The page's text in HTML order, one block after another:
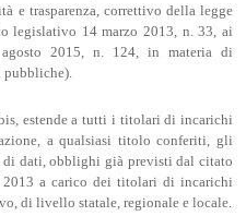
e trasparenza, correttivo della legge
legislativo 14 marzo 2013, n. 33, ai
2015, n. 124, in materia di
pubbliche).
estende a tutti i titolari di incarichi
a qualsiasi titolo conferiti, gli
dati, obblighi già previsti dal citato
a carico dei titolari di incarichi
di livello statale, regionale e locale.